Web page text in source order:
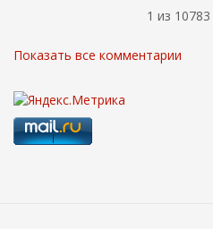
1 из 10783
Показать все комментарии